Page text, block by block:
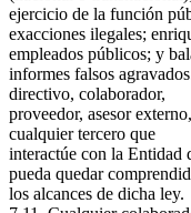
ejercicio de la función
exacciones ilegales;
empleados públicos; y
informes falsos
directivo, colaborador,
proveedor, asesor
cualquier tercero que
interactúe con la Entidad
pueda quedar
los alcances de dicha ley.